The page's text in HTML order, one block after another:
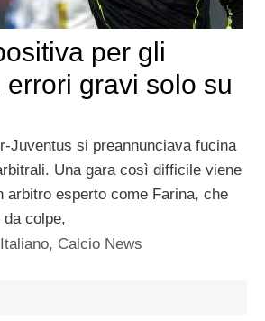
per gli
gravi solo su
Juventus si preannunciava fucina
Una gara così difficile viene
arbitro esperto come Farina, che
da colpe,
, Calcio News